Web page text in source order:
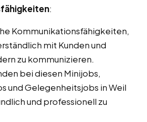
:
Kommunikationsfähigkeiten,
mit Kunden und
zu kommunizieren.
bei diesen Minijobs,
und Gelegenheitsjobs in Weil
und professionell zu